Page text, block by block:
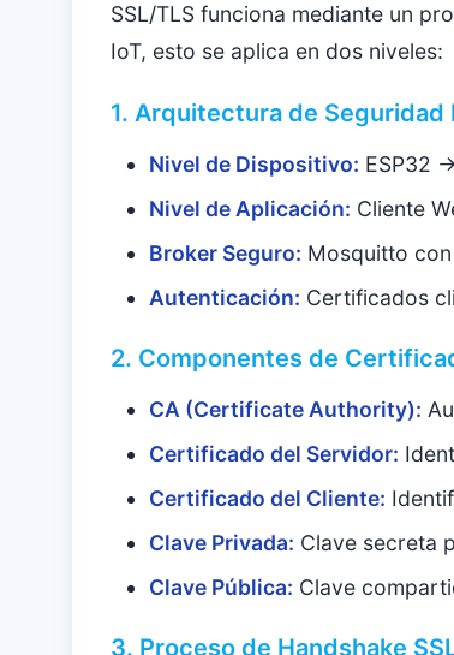
SSL/TLS funciona mediante un
IoT, esto se aplica en dos niveles:
1. Arquitectura de Seguridad
Nivel de Dispositivo: ESP32
Nivel de Aplicación: Cliente
Broker Seguro: Mosquitto
Autenticación: Certificados
2. Componentes de
CA (Certificate Authority):
Certificado del Servidor:
Certificado del Cliente:
Clave Privada: Clave secreta
Clave Pública: Clave
3. Proceso de Handshake